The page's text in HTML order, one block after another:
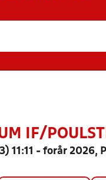
IF/
11:11 - forår 2026,